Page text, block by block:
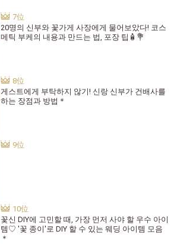
20명의 신부와 꽃가게 사장에게 물어보았다! 코스
메틱 부케의 내용과 만드는 법, 포장 팁🧴💐
게스트에게 부탁하지 않기! 신랑 신부가 건배사를
하는 장점과 방법＊
꽃신 DIY에 고민할 때, 가장 먼저 사야 할 우수 아이
템♡ '꽃 종이'로 DIY 할 수 있는 웨딩 아이템 모음
＊